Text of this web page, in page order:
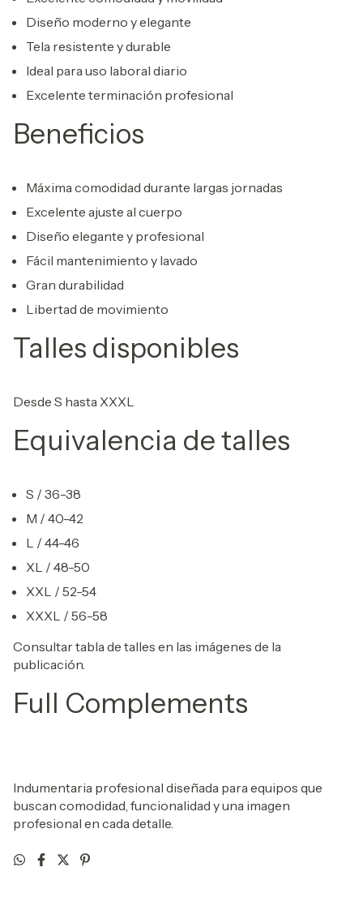
Diseño moderno y elegante
Tela resistente y durable
Ideal para uso laboral diario
Excelente terminación profesional
Beneficios
Máxima comodidad durante largas jornadas
Excelente ajuste al cuerpo
Diseño elegante y profesional
Fácil mantenimiento y lavado
Gran durabilidad
Libertad de movimiento
Talles disponibles
Desde S hasta XXXL
Equivalencia de talles
S / 36-38
M / 40-42
L / 44-46
XL / 48-50
XXL / 52-54
XXXL / 56-58
Consultar tabla de talles en las imágenes de la
publicación.
Full Complements
Indumentaria profesional diseñada para equipos que
buscan comodidad, funcionalidad y una imagen
profesional en cada detalle.